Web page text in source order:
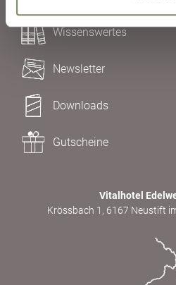
Wissenswertes
Newsletter
Downloads
Gutscheine
Vitalhotel
Krössbach 1, 6167 Neustift